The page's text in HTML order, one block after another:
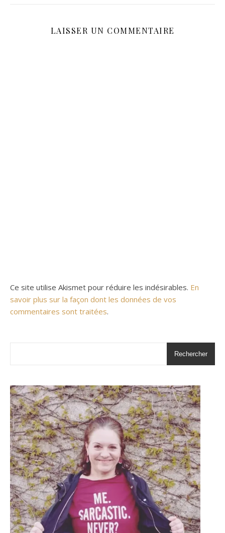
LAISSER UN COMMENTAIRE
Ce site utilise Akismet pour réduire les indésirables. En
savoir plus sur la façon dont les données de vos
commentaires sont traitées.
Rechercher